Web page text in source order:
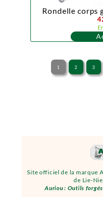
Site officiel de la marque
de Lie-
Auriou : Outils
Rondelle corps
1 2 3